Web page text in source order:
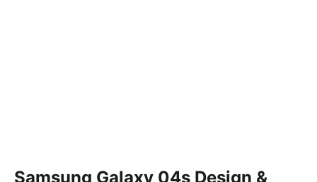
Samsung Galaxy 04s Design &